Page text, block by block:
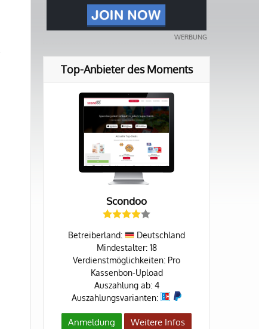
Top-Anbieter des Moments
Scondoo
Betreiberland:
Deutschland
Mindestalter: 18
Verdienstmöglichkeiten: Pro
Kassenbon-Upload
Auszahlung ab: 4
Auszahlungsvarianten:
Anmeldung Weitere Infos